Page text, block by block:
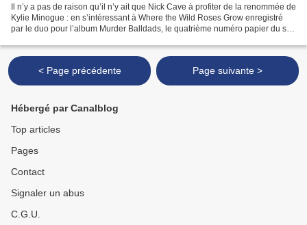
Il n’y a pas de raison qu’il n’y ait que Nick Cave à profiter de la renommée de
Kylie Minogue : en s’intéressant à Where the Wild Roses Grow enregistré
par le duo pour l’album Murder Balldads, le quatrième numéro papier du son
< Page précédente Page suivante >
Hébergé par Canalblog
Top articles
Pages
Contact
Signaler un abus
C.G.U.